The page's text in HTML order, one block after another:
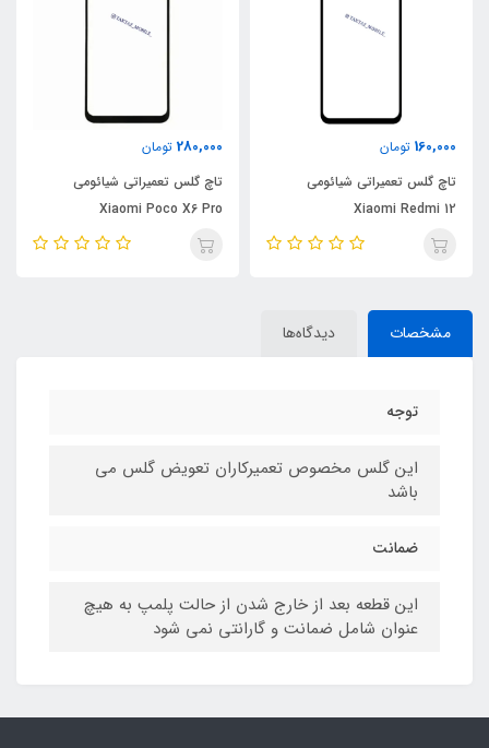
160,000 تومان
تاچ گلس تعمیراتی شیائومی
Xiaomi Redmi 12
280,000 تومان
تاچ گلس تعمیراتی شیائومی
Xiaomi Poco X6 Pro
مشخصات دیدگاه‌ها
توجه
این گلس مخصوص تعمیرکاران تعویض گلس می
باشد
ضمانت
این قطعه بعد از خارج شدن از حالت پلمپ به هیچ
عنوان شامل ضمانت و گارانتی نمی شود